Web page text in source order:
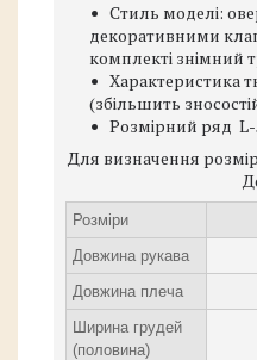
Стиль моделі:
декоративними
комплекті знімний
Характеристика
(збільшить
Розмірний ряд L-
Для визначення
Розміри
Довжина рукава
Довжина плеча
Ширина грудей
(половина)